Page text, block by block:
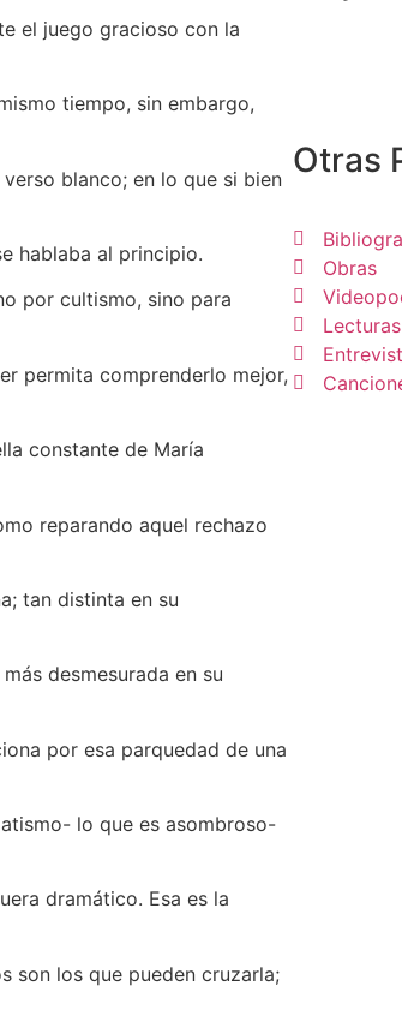
el juego gracioso con la
tiempo, sin embargo,
blanco; en lo que si bien
hablaba al principio.
por cultismo, sino para
permita comprenderlo mejor,
constante de María
reparando aquel rechazo
tan distinta en su
desmesurada en su
por esa parquedad de una
lo que es asombroso-
dramático. Esa es la
son los que pueden cruzarla;
Otras
Obras
Lecturas